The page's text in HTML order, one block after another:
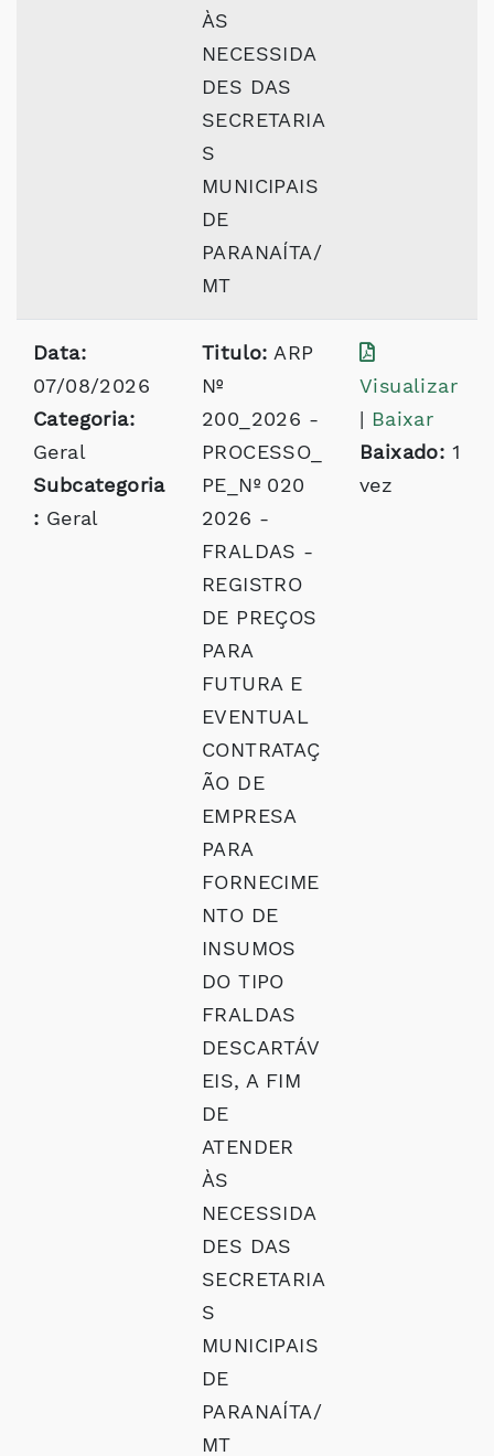
ÀS
NECESSIDA
DES DAS
SECRETARIA
S
MUNICIPAIS
DE
PARANAÍTA/
MT
Data:
07/08/2026
Categoria:
Geral
Subcategoria
: Geral
Titulo: ARP
Nº
200_2026 -
PROCESSO_
PE_Nº 020
2026 -
FRALDAS -
REGISTRO
DE PREÇOS
PARA
FUTURA E
EVENTUAL
CONTRATAÇ
ÃO DE
EMPRESA
PARA
FORNECIME
NTO DE
INSUMOS
DO TIPO
FRALDAS
DESCARTÁV
EIS, A FIM
DE
ATENDER
ÀS
NECESSIDA
DES DAS
SECRETARIA
S
MUNICIPAIS
DE
PARANAÍTA/
MT
Visualizar
| Baixar
Baixado: 1
vez